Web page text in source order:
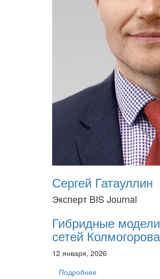
Сергей Гатауллин
Эксперт BIS Journal
Гибридные
сетей
12 января, 2026
Подробнее